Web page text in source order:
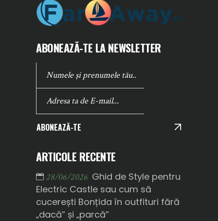
ABONEAZĂ-TE LA NEWSLETTER
ABONEAZĂ-TE
ARTICOLE RECENTE
28/06/2026 Ghid de Style pentru
Electric Castle sau cum să
cucerești Bonțida în outfituri fără
„dacă” și „parcă”